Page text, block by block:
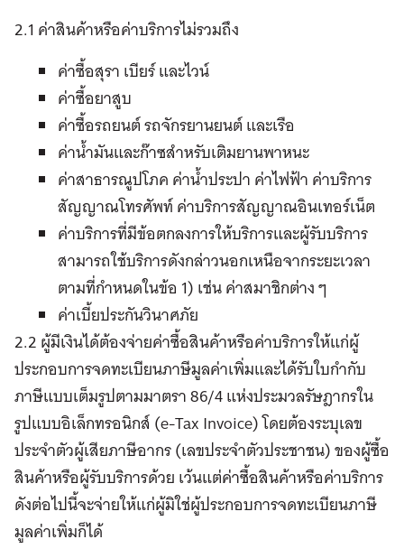
2.1 ค่าสินค้าหรือค่าบริการไม่รวมถึง
ค่าซื้อสุรา เบียร์ และไวน์
ค่าซื้อยาสูบ
ค่าซื้อรถยนต์ รถจักรยานยนต์ และเรือ
ค่าน้ำมันและก๊าซสำหรับเติมยานพาหนะ
ค่าสาธารณูปโภค ค่าน้ำประปา ค่าไฟฟ้า ค่าบริการ
สัญญาณโทรศัพท์ ค่าบริการสัญญาณอินเทอร์เน็ต
ค่าบริการที่มีข้อตกลงการให้บริการและผู้รับบริการ
สามารถใช้บริการดังกล่าวนอกเหนือจากระยะเวลา
ตามที่กำหนดในข้อ 1) เช่น ค่าสมาชิกต่าง ๆ
ค่าเบี้ยประกันวินาศภัย
2.2 ผู้มีเงินได้ต้องจ่ายค่าซื้อสินค้าหรือค่าบริการให้แก่ผู้
ประกอบการจดทะเบียนภาษีมูลค่าเพิ่มและได้รับใบกำกับ
ภาษีแบบเต็มรูปตามมาตรา 86/4 แห่งประมวลรัษฎากรใน
รูปแบบอิเล็กทรอนิกส์ (e-Tax Invoice) โดยต้องระบุเลข
ประจำตัวผู้เสียภาษีอากร (เลขประจำตัวประชาชน) ของผู้ซื้อ
สินค้าหรือผู้รับบริการด้วย เว้นแต่ค่าซื้อสินค้าหรือค่าบริการ
ดังต่อไปนี้จะจ่ายให้แก่ผู้มิใช่ผู้ประกอบการจดทะเบียนภาษี
มูลค่าเพิ่มก็ได้